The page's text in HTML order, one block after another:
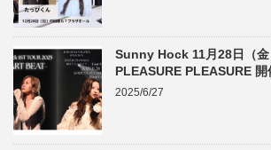
Sunny Hock 11月28日（金
PLEASURE PLEASURE 開
2025/6/27